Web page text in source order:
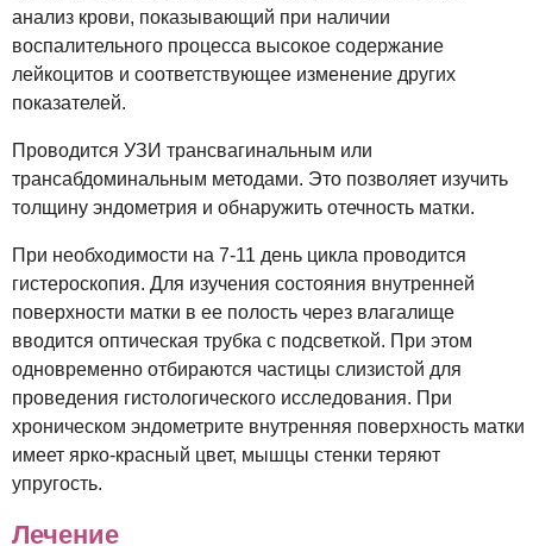
анализ крови, показывающий при наличии
воспалительного процесса высокое содержание
лейкоцитов и соответствующее изменение других
показателей.
Проводится УЗИ трансвагинальным или
трансабдоминальным методами. Это позволяет изучить
толщину эндометрия и обнаружить отечность матки.
При необходимости на 7-11 день цикла проводится
гистероскопия. Для изучения состояния внутренней
поверхности матки в ее полость через влагалище
вводится оптическая трубка с подсветкой. При этом
одновременно отбираются частицы слизистой для
проведения гистологического исследования. При
хроническом эндометрите внутренняя поверхность матки
имеет ярко-красный цвет, мышцы стенки теряют
упругость.
Лечение